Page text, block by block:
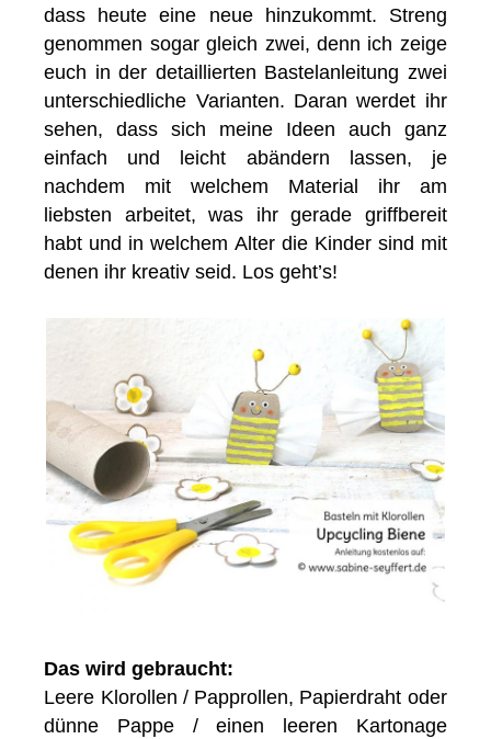
dass heute eine neue hinzukommt. Streng
genommen sogar gleich zwei, denn ich zeige
euch in der detaillierten Bastelanleitung zwei
unterschiedliche Varianten. Daran werdet ihr
sehen, dass sich meine Ideen auch ganz
einfach und leicht abändern lassen, je
nachdem mit welchem Material ihr am
liebsten arbeitet, was ihr gerade griffbereit
habt und in welchem Alter die Kinder sind mit
denen ihr kreativ seid. Los geht’s!
Das wird gebraucht:
Leere Klorollen / Papprollen, Papierdraht oder
dünne Pappe / einen leeren Kartonage